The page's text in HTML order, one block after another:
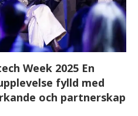
Week 2025 En
fylld med
och partnerskap